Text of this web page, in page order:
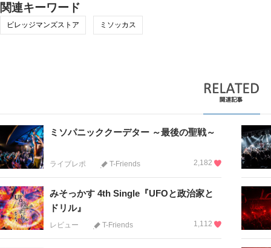
関連キーワード
ビレッジマンズストア ミソッカス
ミソパニッククーデター ～最後の聖戦～
ライブレポ T-Friends 2,182
みそっかす 4th Single『UFOと政治家と
ドリル』
レビュー T-Friends 1,112